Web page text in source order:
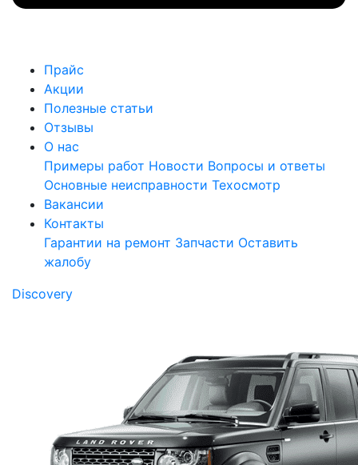
Прайс
Акции
Полезные статьи
Отзывы
О нас
Примеры работ Новости Вопросы и ответы
Основные неисправности Техосмотр
Вакансии
Контакты
Гарантии на ремонт Запчасти Оставить
жалобу
Discovery